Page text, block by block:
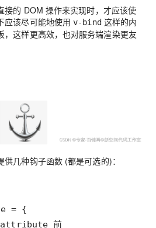
接的 DOM 操作来实现时，才应该使
应该尽可能地使用v-bind这样的内
，这样更高效，也对服务端渲染更友
几种钩子函数 (都是可选的)：